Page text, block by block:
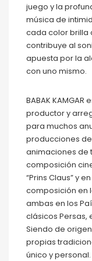
juego y la
música de
cada color brilla
contribuye al
apuesta por la
con uno mismo.
BABAK
productor y
para muchos
producciones
animaciones de
composición
“Prins Claus” y
composición en
ambas en los
clásicos Persas,
Siendo de
propias
único y